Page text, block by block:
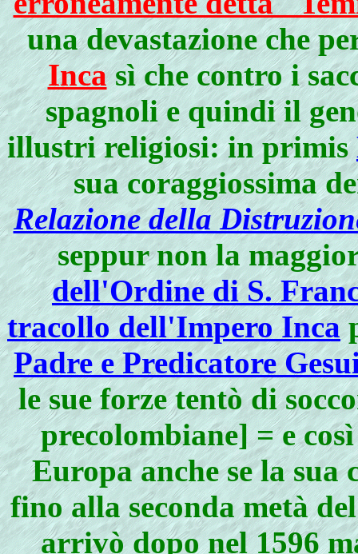
una devastazione che
Incasì che contro i
spagnoli e quindi il
illustri religiosi: in primis
sua coraggiossima
Relazione della
seppur non la
dell'Ordine di S.
tracollo dell'Impero Inca
Padre e Predicatore
le sue forze tentò di
precolombiane] = e
Europa anche se la sua
fino alla seconda metà
arrivò dopo nel 1596